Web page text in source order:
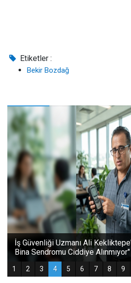
Etiketler :
Bekir Bozdağ